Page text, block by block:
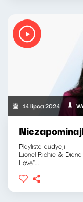
14 lipca 2024
Playlista audycji:
Lionel Richie &
Love"...